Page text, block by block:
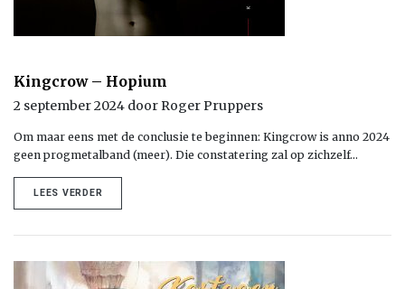
Kingcrow – Hopium
2 september 2024 door Roger Pruppers
Om maar eens met de conclusie te beginnen: Kingcrow is anno 2024
geen progmetalband (meer). Die constatering zal op zichzelf…
LEES VERDER